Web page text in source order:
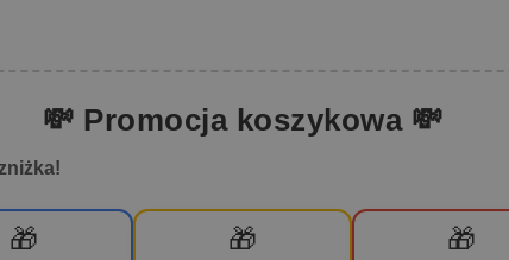
💸 Promocja koszykowa 💸
🎁 🎁 🎁